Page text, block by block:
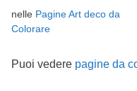
nelle Pagine Art deco da
Colorare
Puoi vedere pagine da